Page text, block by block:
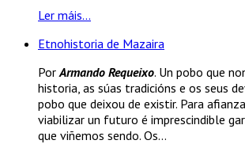
Ler máis...
Etnohistoria de Mazaira
Por Armando Requeixo. Un pobo que
historia, as súas tradicións e os seus
pobo que deixou de existir. Para
viabilizar un futuro é imprescindible
que viñemos sendo. Os...